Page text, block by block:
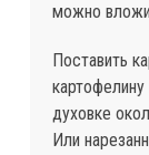
можно
Поставить
духовке
Или